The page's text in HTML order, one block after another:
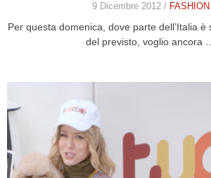
9 Dicembre 2012 / FASHION
Per questa domenica, dove parte dell’Italia è
del previsto, voglio ancora